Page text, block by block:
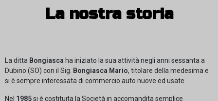
La nostra storia
La ditta Bongiasca ha iniziato la sua attività negli anni sessanta a
Dubino (SO) con il Sig. Bongiasca Mario, titolare della medesima e
si è sempre interessata di commercio auto nuove ed usate.
Nel 1985si è costituita la Società in accomandita semplice